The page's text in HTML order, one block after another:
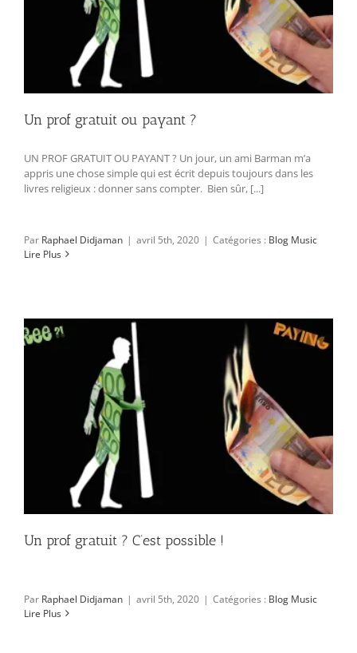
Un prof gratuit ou payant ?
UN PROF GRATUIT OU PAYANT ? Un jour, un ami Barman m’a
appris une chose simple qui est écrit depuis toujours dans les
livres religieux : donner sans compter. Bien sûr, [...]
Par Raphael Didjaman | avril 5th, 2020 | Catégories : Blog Music
Lire Plus
Un prof gratuit ? C’est possible !
Par Raphael Didjaman | avril 5th, 2020 | Catégories : Blog Music
Lire Plus